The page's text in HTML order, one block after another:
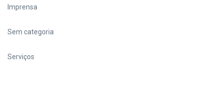
Imprensa
Sem categoria
Serviços